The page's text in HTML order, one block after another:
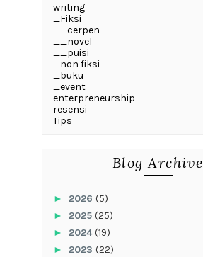
writing
_Fiksi
__cerpen
__novel
__puisi
_non fiksi
_buku
_event
enterpreneurship
resensi
Tips
Blog Archive
► 2026 (5)
► 2025 (25)
► 2024(19)
► 2023 (22)